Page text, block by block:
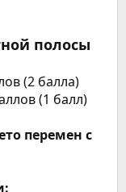
полосы
(2 балла)
(1 балл)
перемен с